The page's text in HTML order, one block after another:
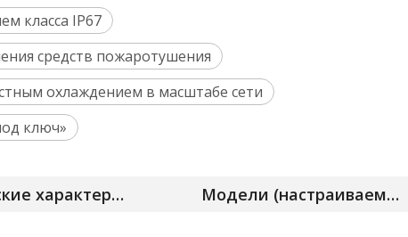
класса IP67
средств пожаротушения
охлаждением в масштабе сети
ключ»
Технические характеристики Модели (настраиваемые)